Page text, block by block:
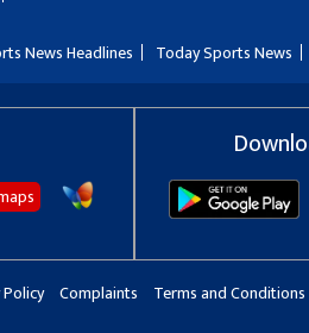
News Headlines Today Sports News
Complaints Terms and Conditions